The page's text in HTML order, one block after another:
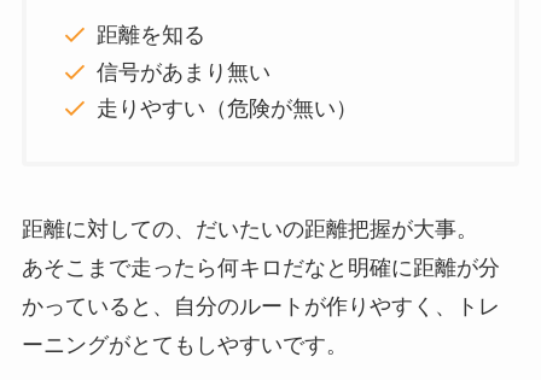
距離を知る
信号があまり無い
走りやすい（危険が無い）
距離に対しての、だいたいの距離把握が大事。
あそこまで走ったら何キロだなと明確に距離が分
かっていると、自分のルートが作りやすく、トレ
ーニングがとてもしやすいです。